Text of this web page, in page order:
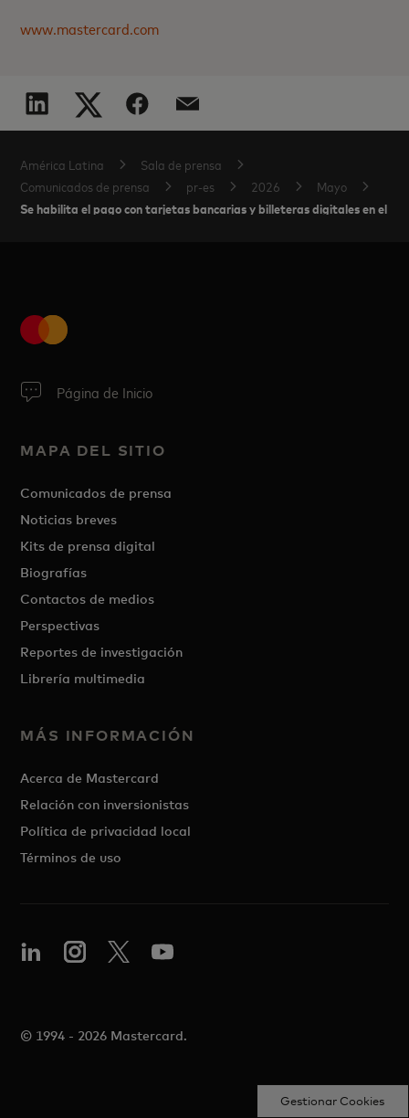
www.mastercard.com
América Latina
Sala de prensa
Comunicados de prensa
pr-es 2026 Mayo
Se habilita el pago con tarjetas bancarias y billeteras digitales en el
Página de Inicio
MAPA DEL SITIO
Comunicados de prensa
Noticias breves
Kits de prensa digital
Biografías
Contactos de medios
Perspectivas
Reportes de investigación
Librería multimedia
MÁS INFORMACIÓN
Acerca de Mastercard
Relación con inversionistas
Política de privacidad local
Términos de uso
© 1994 - 2026 Mastercard.
Gestionar Cookies